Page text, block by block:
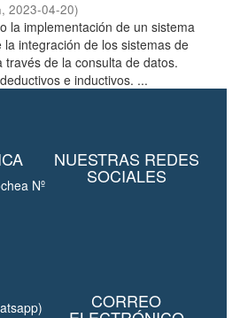
, 2023-04-20)
la implementación de un sistema
integración de los sistemas de
de la consulta de datos.
e inductivos. ...
Nº
NUESTRAS REDES
SOCIALES
CORREO